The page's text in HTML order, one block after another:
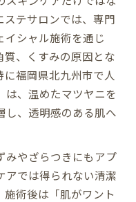
の透明感効果を解
ントーン明るい素
が選ばれるポイン
術の魅力
み・ざらつき徹底
ステサロンでは、専門
イシャル施術を通じ
質、くすみの原因とな
福岡県北九州市で人
は、温めたマツヤニを
し、透明感のある肌へ
みやざらつきにもアプ
アでは得られない清潔
術後は「肌がワント